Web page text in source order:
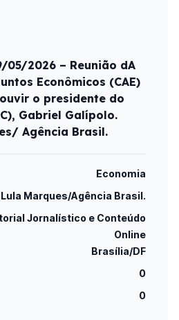
05/2026 – Reunião dA
Econômicos (CAE)
o presidente do
Gabriel Galípolo.
Agência Brasil.
Economia
Lula Marques/Agência Brasil.
Jornalístico e Conteúdo
Online
Brasília/DF
0
0